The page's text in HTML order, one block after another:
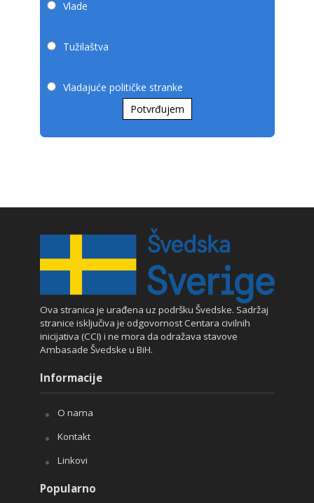
Vlade
Tužilaštva
Vladajuće političke stranke
Potvrđujem
Ova stranica je urađena uz podršku Švedske. Sadržaj
stranice isključiva je odgovornost Centara civilnih
inicijativa (CCI) i ne mora da odražava stavove
Ambasade Švedske u BiH.
Informacije
O nama
Kontakt
Linkovi
Popularno